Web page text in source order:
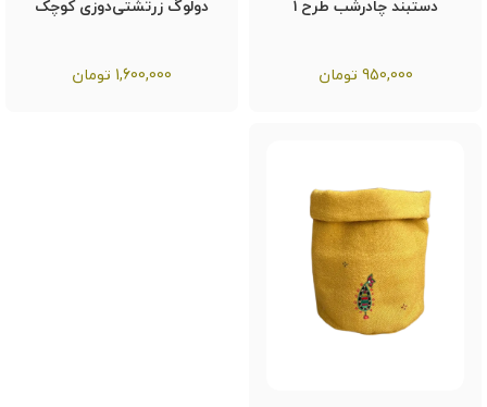
دستبند چادرشب طرح ۱
950,000 تومان
دولوگ زرتشتی‌دوزی کوچک
1,600,000 تومان